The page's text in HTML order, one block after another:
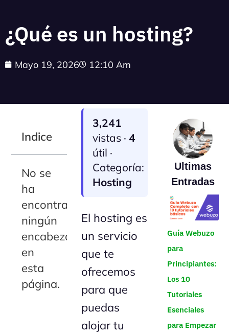
¿Qué es un hosting?
Mayo 19, 2026 12:10 Am
Indice
No se
ha
encontrado
ningún
encabezado
en
esta
página.
3,241
vistas ·4
útil ·
Categoría:
Hosting
El hosting es
un servicio
que te
ofrecemos
para que
puedas
alojar tu
Ultimas
Entradas
Guía Webuzo
para
Principiantes:
Los 10
Tutoriales
Esenciales
para Empezar